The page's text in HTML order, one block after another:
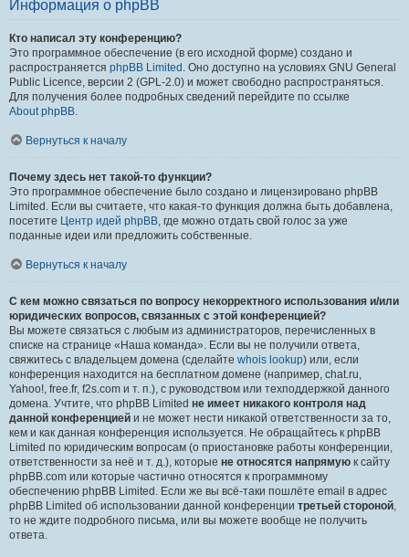
Информация о phpBB
Кто написал эту конференцию?
Это программное обеспечение (в его исходной форме) создано и
распространяется phpBB Limited . Оно доступно на условиях GNU General
Public Licence, версии 2 (GPL-2.0) и может свободно распространяться.
Для получения более подробных сведений перейдите по ссылке
About phpBB.
Вернуться к началу
Почему здесь нет такой-то функции?
Это программное обеспечение было создано и лицензировано phpBB
Limited. Если вы считаете, что какая-то функция должна быть добавлена,
посетите Центр идей phpBB, где можно отдать свой голос за уже
поданные идеи или предложить собственные.
Вернуться к началу
С кем можно связаться по вопросу некорректного использования и/или
юридических вопросов, связанных с этой конференцией?
Вы можете связаться с любым из администраторов, перечисленных в
списке на странице «Наша команда». Если вы не получили ответа,
свяжитесь с владельцем домена (сделайте whois lookup) или, если
конференция находится на бесплатном домене (например, chat.ru,
Yahoo!, free.fr, f2s.com и т. п.), с руководством или техподдержкой данного
домена. Учтите, что phpBB Limited не имеет никакого контроля над
данной конференцией и не может нести никакой ответственности за то,
кем и как данная конференция используется. Не обращайтесь к phpBB
Limited по юридическим вопросам (о приостановке работы конференции,
ответственности за неё и т. д.), которые не относятся напрямую к сайту
phpBB.com или которые частично относятся к программному
обеспечению phpBB Limited. Если же вы всё-таки пошлёте email в адрес
phpBB Limited об использовании данной конференции третьей стороной,
то не ждите подробного письма, или вы можете вообще не получить
ответа.